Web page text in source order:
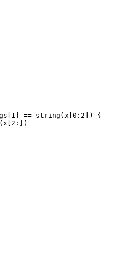
== string(x[0:2]) {